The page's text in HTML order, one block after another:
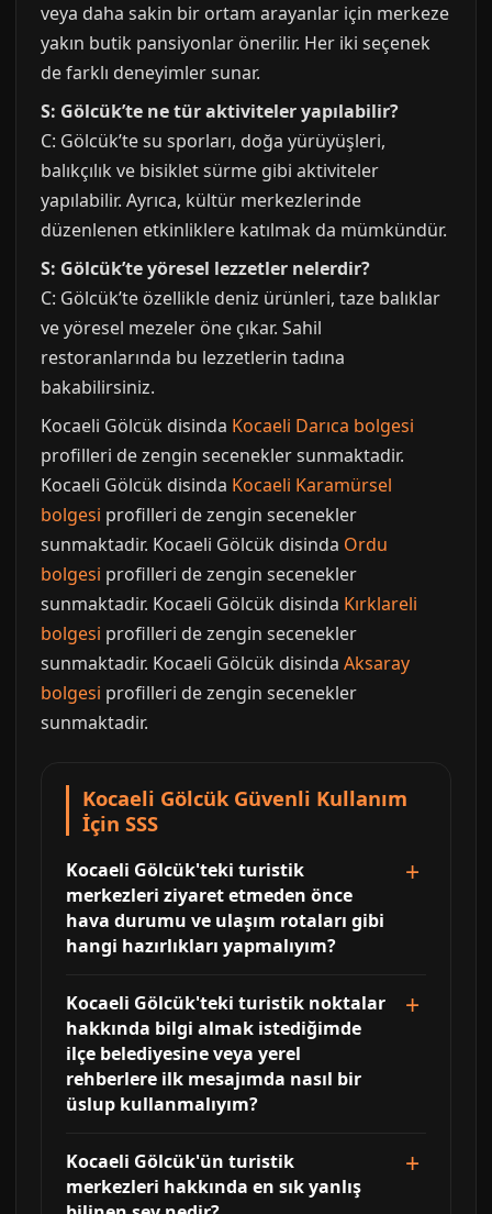
veya daha sakin bir ortam arayanlar için merkeze
yakın butik pansiyonlar önerilir. Her iki seçenek
de farklı deneyimler sunar.
S: Gölcük’te ne tür aktiviteler yapılabilir?
C: Gölcük’te su sporları, doğa yürüyüşleri,
balıkçılık ve bisiklet sürme gibi aktiviteler
yapılabilir. Ayrıca, kültür merkezlerinde
düzenlenen etkinliklere katılmak da mümkündür.
S: Gölcük’te yöresel lezzetler nelerdir?
C: Gölcük’te özellikle deniz ürünleri, taze balıklar
ve yöresel mezeler öne çıkar. Sahil
restoranlarında bu lezzetlerin tadına
bakabilirsiniz.
Kocaeli Gölcük disinda Kocaeli Darıca bolgesi
profilleri de zengin secenekler sunmaktadir.
Kocaeli Gölcük disinda Kocaeli Karamürsel
bolgesi profilleri de zengin secenekler
sunmaktadir. Kocaeli Gölcük disinda Ordu
bolgesi profilleri de zengin secenekler
sunmaktadir. Kocaeli Gölcük disinda Kırklareli
bolgesi profilleri de zengin secenekler
sunmaktadir. Kocaeli Gölcük disinda Aksaray
bolgesi profilleri de zengin secenekler
sunmaktadir.
Kocaeli Gölcük Güvenli Kullanım
İçin SSS
Kocaeli Gölcük'teki turistik
merkezleri ziyaret etmeden önce
hava durumu ve ulaşım rotaları gibi
hangi hazırlıkları yapmalıyım?
Kocaeli Gölcük'teki turistik noktalar
hakkında bilgi almak istediğimde
ilçe belediyesine veya yerel
rehberlere ilk mesajımda nasıl bir
üslup kullanmalıyım?
Kocaeli Gölcük'ün turistik
merkezleri hakkında en sık yanlış